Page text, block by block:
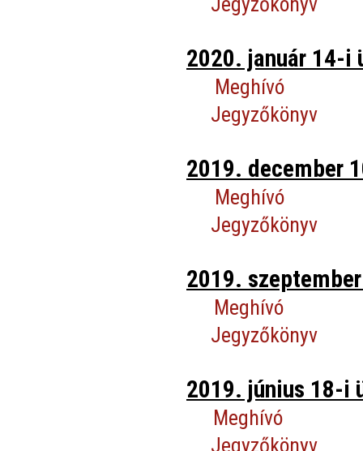
2020. január 14-i
Meghívó
Jegyzőkönyv
2019. december
Meghívó
Jegyzőkönyv
2019.
Meghívó
Jegyzőkönyv
2019. június 18-i
Meghívó
Jegyzőkönyv